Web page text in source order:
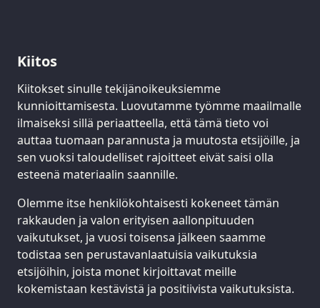
Kiitos
Kiitokset sinulle tekijänoikeuksiemme
kunnioittamisesta. Luovutamme työmme maailmalle
ilmaiseksi sillä periaatteella, että tämä tieto voi
auttaa tuomaan parannusta ja muutosta etsijöille, ja
sen vuoksi taloudelliset rajoitteet eivät saisi olla
esteenä materiaalin saannille.
Olemme itse henkilökohtaisesti kokeneet tämän
rakkauden ja valon erityisen aallonpituuden
vaikutukset, ja vuosi toisensa jälkeen saamme
todistaa sen perustavanlaatuisia vaikutuksia
etsijöihin, joista monet kirjoittavat meille
kokemistaan kestävistä ja positiivista vaikutuksista.